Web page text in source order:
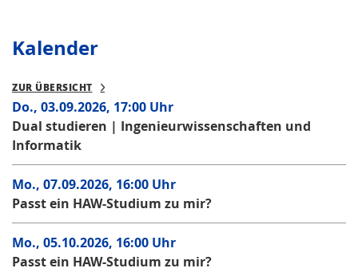
Kalender
ZUR ÜBERSICHT
Do., 03.09.2026, 17:00 Uhr
Dual studieren | Ingenieurwissenschaften und
Informatik
Mo., 07.09.2026, 16:00 Uhr
Passt ein HAW-Studium zu mir?
Mo., 05.10.2026, 16:00 Uhr
Passt ein HAW-Studium zu mir?